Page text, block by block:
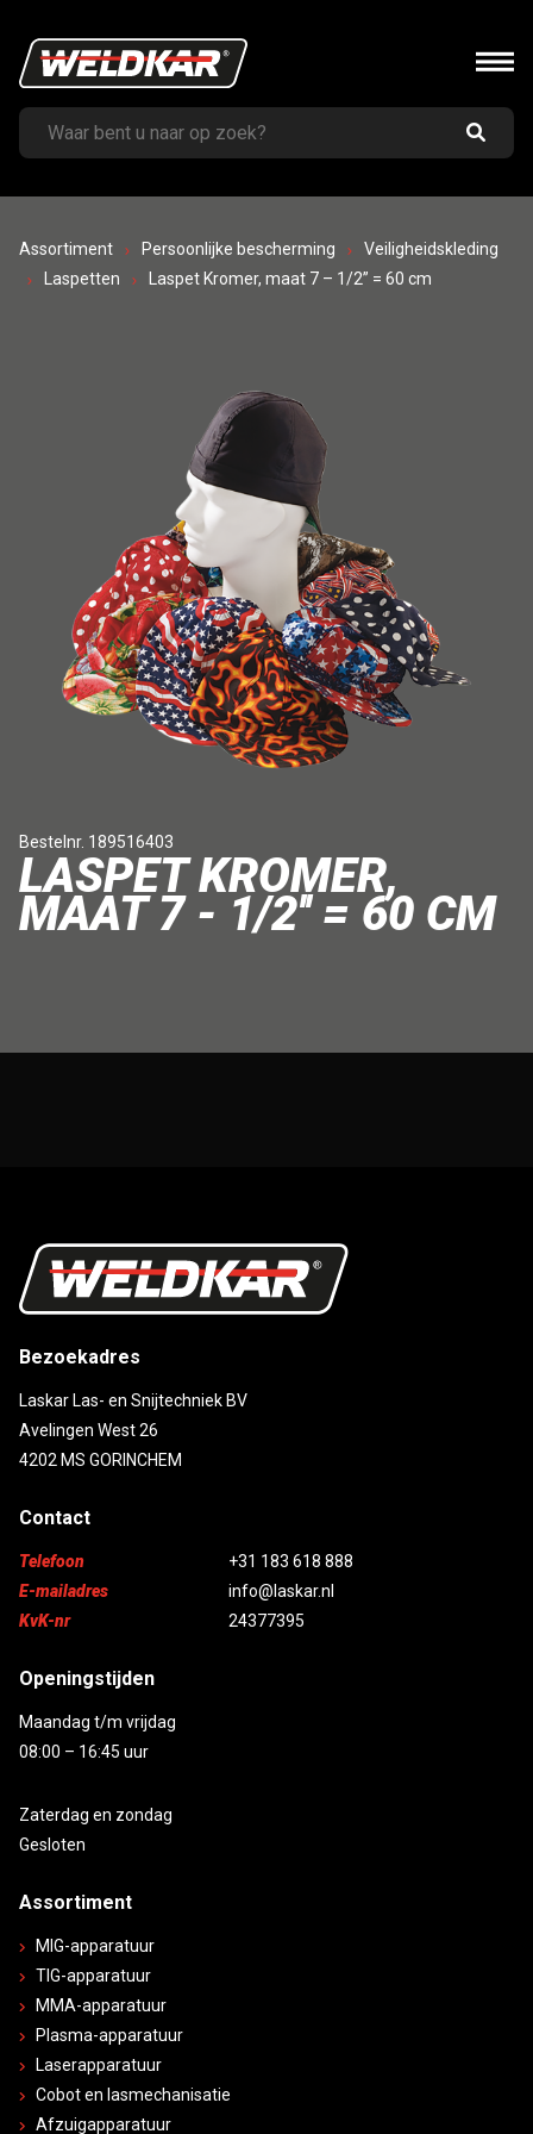
Assortiment Persoonlijke bescherming
Veiligheidskleding
Laspetten
Laspet Kromer, maat 7 – 1/2” = 60 cm
Bestelnr. 189516403
LASPET KROMER,
MAAT 7 - 1/2'' = 60 CM
Bezoekadres
Laskar Las- en Snijtechniek BV
Avelingen West 26
4202 MS GORINCHEM
Contact
Telefoon
+31 183 618 888
E-mailadres
info@laskar.nl
KvK-nr
24377395
Openingstijden
Maandag t/m vrijdag
08:00 – 16:45 uur
Zaterdag en zondag
Gesloten
Assortiment
MIG-apparatuur
TIG-apparatuur
MMA-apparatuur
Plasma-apparatuur
Laserapparatuur
Cobot en lasmechanisatie
Afzuigapparatuur